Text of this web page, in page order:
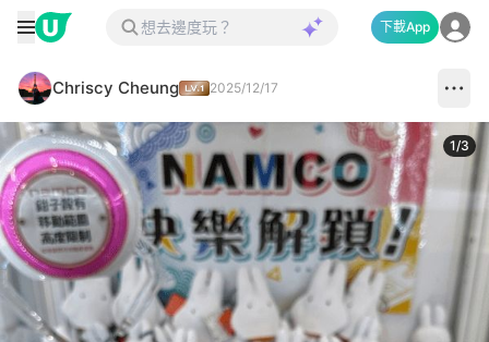
下載App
Chriscy Cheung 2025/12/17
1/3